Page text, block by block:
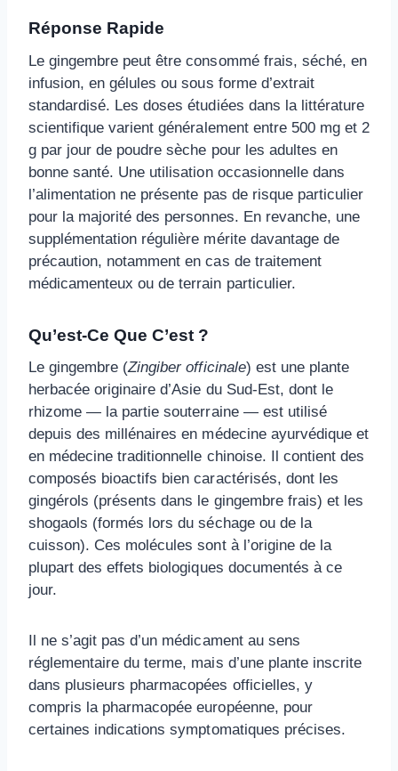
Réponse Rapide
Le gingembre peut être consommé frais, séché, en
infusion, en gélules ou sous forme d’extrait
standardisé. Les doses étudiées dans la littérature
scientifique varient généralement entre 500 mg et 2
g par jour de poudre sèche pour les adultes en
bonne santé. Une utilisation occasionnelle dans
l’alimentation ne présente pas de risque particulier
pour la majorité des personnes. En revanche, une
supplémentation régulière mérite davantage de
précaution, notamment en cas de traitement
médicamenteux ou de terrain particulier.
Qu’est-Ce Que C’est ?
Le gingembre (Zingiber officinale) est une plante
herbacée originaire d’Asie du Sud-Est, dont le
rhizome — la partie souterraine — est utilisé
depuis des millénaires en médecine ayurvédique et
en médecine traditionnelle chinoise. Il contient des
composés bioactifs bien caractérisés, dont les
gingérols (présents dans le gingembre frais) et les
shogaols (formés lors du séchage ou de la
cuisson). Ces molécules sont à l’origine de la
plupart des effets biologiques documentés à ce
jour.
Il ne s’agit pas d’un médicament au sens
réglementaire du terme, mais d’une plante inscrite
dans plusieurs pharmacopées officielles, y
compris la pharmacopée européenne, pour
certaines indications symptomatiques précises.